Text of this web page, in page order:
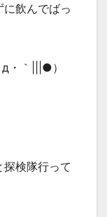
飲んでばっ
・｀|||●）
検隊行って